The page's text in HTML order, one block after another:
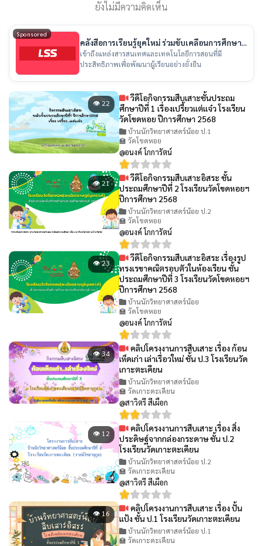
ยังไม่มีความคิดเห็น
Sponsored
คลังสื่อการเรียนรู้ยุคใหม่ ร่วมขับเคลื่อนการศึกษา
ไทย
เข้าถึงแหล่งสารสนเทศและเทคโนโลยีการสอนที่มี
ประสิทธิภาพเพื่อพัฒนาผู้เรียนอย่างยั่งยืน
👁 22
วีดีโอกิจกรรมสืบเสาะชั้นประถม
ศึกษาปีที่ 1 เรื่องเปรี้ยวเเต่เเจ๋ว โรงเรียน
วัดโขดหอย ปีการศึกษา 2568
บ้านนักวิทยาศาสตร์น้อย ป.1
🏫 วัดโขดหอย
@อนงค์ โกการัตน์
👁 21
วีดีโอกิจกรรมสืบเสาะอิสระ ชั้น
ประถมศึกษาปีที่ 2 โรงเรียนวัดโขดหอยฯ
ปีการศึกษา 2568
บ้านนักวิทยาศาสตร์น้อย ป.2
🏫 วัดโขดหอย
@อนงค์ โกการัตน์
👁 23
วีดีโอกิจกรรมสืบเสาะอิสระ เรื่องรูป
ทรงเรขาคณิตรอบตัวในห้องเรียน ชั้น
ประถมศึกษาปีที่ 3 โรงเรียนวัดโขดหอยฯ
ปีการศึกษา 2568
บ้านนักวิทยาศาสตร์น้อย
🏫 วัดโขดหอย
@อนงค์ โกการัตน์
👁 34
คลิปโครงงานการสืบเสาะ เรื่อง ก้อน
เห็ดเก่า เล่าเรื่อวใหม่ ชั้น ป.3 โรงเรียนวัด
เกาะตะเคียน
บ้านนักวิทยาศาสตร์น้อย
🏫 วัดเกาะตะเคียน
@สาวิตรี สีเผือก
👁 12
คลิปโครงงานการสืบเสาะ เรื่อง สิ่ง
ประดิษฐ์จากกล่องกระดาษ ชั้น ป.2
โรงเรียนวัดเกาะตะเคียน
บ้านนักวิทยาศาสตร์น้อย ป.2
🏫 วัดเกาะตะเคียน
@สาวิตรี สีเผือก
👁 16
คลิปโครงงานการสืบเสาะ เรื่อง ปั้น
แป้ง ชั้น ป.1 โรงเรียนวัดเกาะตะเคียน
บ้านนักวิทยาศาสตร์น้อย ป.1
🏫 วัดเกาะตะเคียน